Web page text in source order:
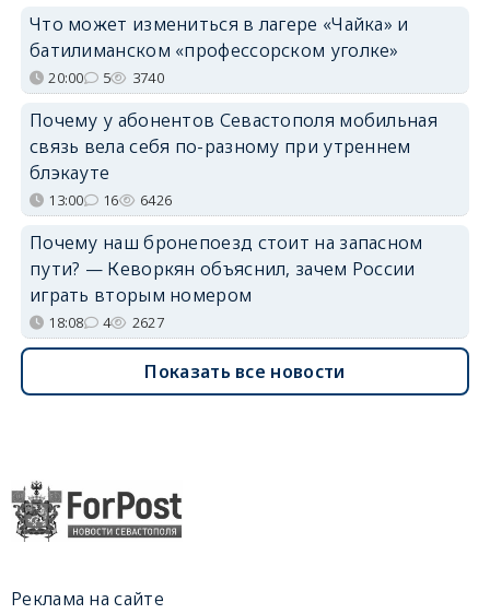
Что может измениться в лагере «Чайка» и
батилиманском «профессорском уголке»
20:00 5 3740
Почему у абонентов Севастополя мобильная
связь вела себя по-разному при утреннем
блэкауте
13:00 16 6426
Почему наш бронепоезд стоит на запасном
пути? — Кеворкян объяснил, зачем России
играть вторым номером
18:08 4 2627
Показать все новости
Реклама на сайте